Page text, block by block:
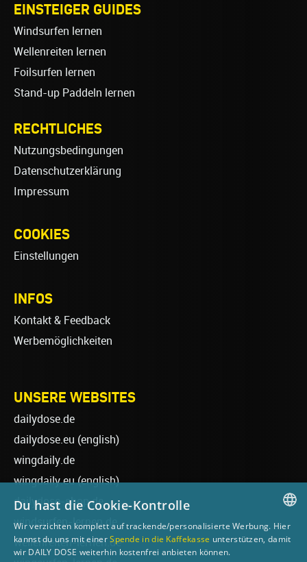
EINSTEIGER GUIDES
Windsurfen lernen
Wellenreiten lernen
Foilsurfen lernen
Stand-up Paddeln lernen
RECHTLICHES
Nutzungsbedingungen
Datenschutzerklärung
Impressum
COOKIES
Einstellungen
INFOS
Kontakt & Feedback
Werbemöglichkeiten
UNSERE WEBSITES
dailydose.de
dailydose.eu (english)
wingdaily.de
wingdaily.eu(english)
dailydose-shop.de
windsurfen-lernen.de
wellenreiten-lernen.de
GERMAN
Du hast die Cookie-Kontrolle
Wir verzichten komplett auf trackende/personalisierte Werbung. Hier
kannst du uns mit einerSpende in die Kaffekasse unterstützen, damit
wir DAILY DOSE weiterhin kostenfrei anbieten können.